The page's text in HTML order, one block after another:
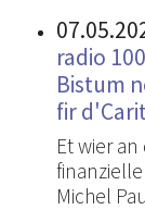
radio
Bistum
fir
Et wier
Michel